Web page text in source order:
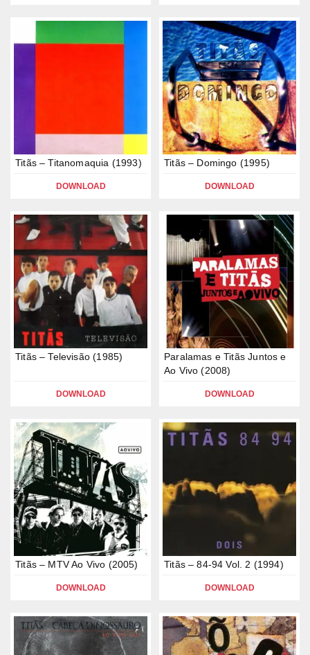
Titãs – Titanomaquia (1993)
DOWNLOAD
Titãs – Domingo (1995)
DOWNLOAD
Titãs – Televisão (1985)
DOWNLOAD
Paralamas e Titãs Juntos e
Ao Vivo (2008)
DOWNLOAD
Titãs – MTV Ao Vivo (2005)
DOWNLOAD
Titãs – 84-94 Vol. 2 (1994)
DOWNLOAD